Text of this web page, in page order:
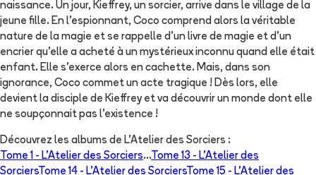
naissance. Un jour, Kieffrey, un sorcier, arrive dans le village de la
jeune fille. En l'espionnant, Coco comprend alors la véritable
nature de la magie et se rappelle d'un livre de magie et d'un
encrier qu'elle a acheté à un mystérieux inconnu quand elle était
enfant. Elle s'exerce alors en cachette. Mais, dans son
ignorance, Coco commet un acte tragique ! Dès lors, elle
devient la disciple de Kieffrey et va découvrir un monde dont elle
ne soupçonnait pas l'existence !
Découvrez les albums de L'Atelier des Sorciers :
Tome 1 - L'Atelier des Sorciers...Tome 13 - L'Atelier des
SorciersTome 14 - L'Atelier des SorciersTome 15 - L'Atelier des